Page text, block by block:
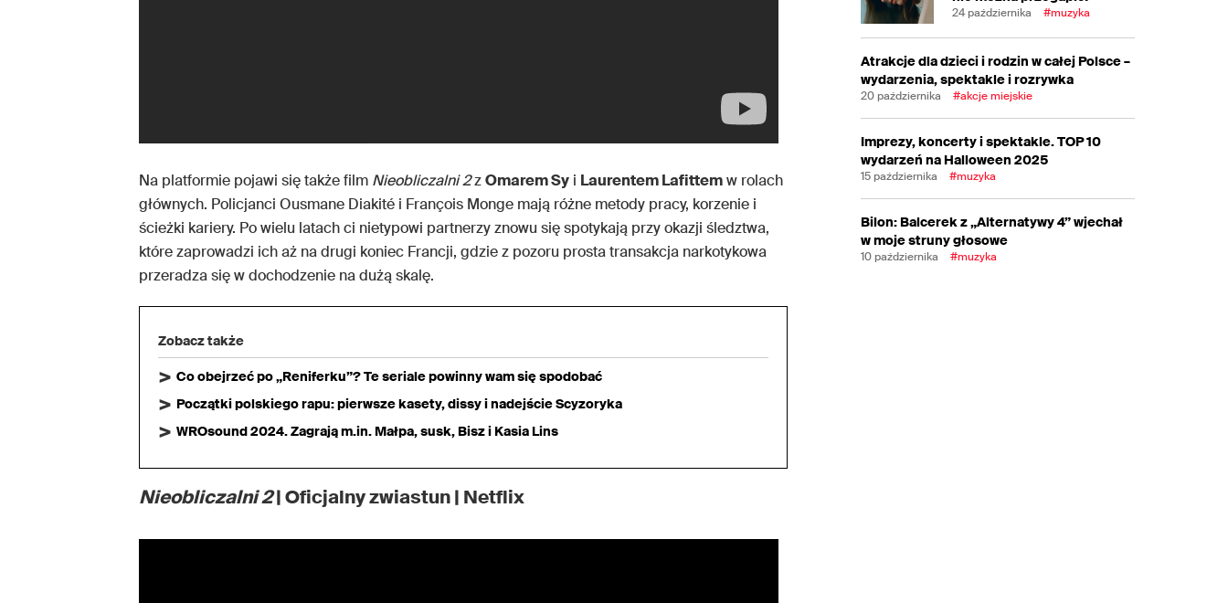
Na platformie pojawi się także film Nieobliczalni 2zOmarem Sy i Laurentem Lafittemw rolach
głównych. Policjanci Ousmane Diakité i François Monge mają różne metody pracy, korzenie i
ścieżki kariery. Po wielu latach ci nietypowi partnerzy znowu się spotykają przy okazji śledztwa,
które zaprowadzi ich aż na drugi koniec Francji, gdzie z pozoru prosta transakcja narkotykowa
przeradza się w dochodzenie na dużą skalę.
Zobacz także
Co obejrzeć po „Reniferku”? Te seriale powinny wam się spodobać
Początki polskiego rapu: pierwsze kasety, dissy i nadejście Scyzoryka
WROsound 2024. Zagrają m.in. Małpa, susk, Bisz i Kasia Lins
Nieobliczalni 2| Oficjalny zwiastun | Netflix
24 października #muzyka
Atrakcje dla dzieci i rodzin w całej Polsce –
wydarzenia, spektakle i rozrywka
20 października #akcje miejskie
Imprezy, koncerty i spektakle. TOP 10
wydarzeń na Halloween 2025
15 października #muzyka
Bilon: Balcerek z „Alternatywy 4” wjechał
w moje struny głosowe
10 października #muzyka